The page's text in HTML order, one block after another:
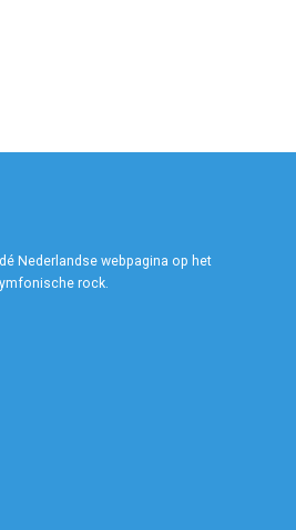
Nederlandse webpagina op het
rock.